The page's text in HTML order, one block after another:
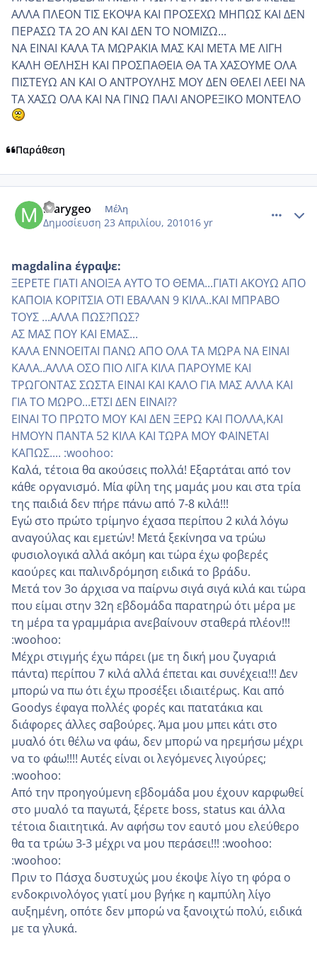
ΑΛΛΑ ΠΛΕΟΝ ΤΙΣ ΕΚΟΨΑ ΚΑΙ ΠΡΟΣΕΧΩ ΜΗΠΩΣ ΚΑΙ ΔΕΝ
ΠΕΡΑΣΩ ΤΑ 2Ο ΑΝ ΚΑΙ ΔΕΝ ΤΟ ΝΟΜΙΖΩ...
ΝΑ ΕΙΝΑΙ ΚΑΛΑ ΤΑ ΜΩΡΑΚΙΑ ΜΑΣ ΚΑΙ ΜΕΤΑ ΜΕ ΛΙΓΗ
ΚΑΛΗ ΘΕΛΗΣΗ ΚΑΙ ΠΡΟΣΠΑΘΕΙΑ ΘΑ ΤΑ ΧΑΣΟΥΜΕ ΟΛΑ
ΠΙΣΤΕΥΩ ΑΝ ΚΑΙ Ο ΑΝΤΡΟΥΛΗΣ ΜΟΥ ΔΕΝ ΘΕΛΕΙ ΛΕΕΙ ΝΑ
ΤΑ ΧΑΣΩ ΟΛΑ ΚΑΙ ΝΑ ΓΙΝΩ ΠΑΛΙ ΑΝΟΡΕΞΙΚΟ ΜΟΝΤΕΛΟ
Παράθεση
marygeo Μέλη
Δημοσίευση 23 Απριλίου, 201016 yr
magdalina έγραψε:
ΞΕΡΕΤΕ ΓΙΑΤΙ ΑΝΟΙΞΑ ΑΥΤΟ ΤΟ ΘΕΜΑ...ΓΙΑΤΙ ΑΚΟΥΩ ΑΠΟ
ΚΑΠΟΙΑ ΚΟΡΙΤΣΙΑ ΟΤΙ ΕΒΑΛΑΝ 9 ΚΙΛΑ..ΚΑΙ ΜΠΡΑΒΟ
ΤΟΥΣ ...ΑΛΛΑ ΠΩΣ?ΠΩΣ?
ΑΣ ΜΑΣ ΠΟΥ ΚΑΙ ΕΜΑΣ...
ΚΑΛΑ ΕΝΝΟΕΙΤΑΙ ΠΑΝΩ ΑΠΟ ΟΛΑ ΤΑ ΜΩΡΑ ΝΑ ΕΙΝΑΙ
ΚΑΛΑ..ΑΛΛΑ ΟΣΟ ΠΙΟ ΛΙΓΑ ΚΙΛΑ ΠΑΡΟΥΜΕ ΚΑΙ
ΤΡΩΓΟΝΤΑΣ ΣΩΣΤΑ ΕΙΝΑΙ ΚΑΙ ΚΑΛΟ ΓΙΑ ΜΑΣ ΑΛΛΑ ΚΑΙ
ΓΙΑ ΤΟ ΜΩΡΟ...ΕΤΣΙ ΔΕΝ ΕΙΝΑΙ??
ΕΙΝΑΙ ΤΟ ΠΡΩΤΟ ΜΟΥ ΚΑΙ ΔΕΝ ΞΕΡΩ ΚΑΙ ΠΟΛΛΑ,ΚΑΙ
ΗΜΟΥΝ ΠΑΝΤΑ 52 ΚΙΛΑ ΚΑΙ ΤΩΡΑ ΜΟΥ ΦΑΙΝΕΤΑΙ
ΚΑΠΩΣ.... :woohoo:
Καλά, τέτοια θα ακούσεις πολλά! Εξαρτάται από τον
κάθε οργανισμό. Μία φίλη της μαμάς μου και στα τρία
της παιδιά δεν πήρε πάνω από 7-8 κιλά!!!
Εγώ στο πρώτο τρίμηνο έχασα περίπου 2 κιλά λόγω
αναγούλας και εμετών! Μετά ξεκίνησα να τρώω
φυσιολογικά αλλά ακόμη και τώρα έχω φοβερές
καούρες και παλινδρόμηση ειδικά το βράδυ.
Μετά τον 3ο άρχισα να παίρνω σιγά σιγά κιλά και τώρα
που είμαι στην 32η εβδομάδα παρατηρώ ότι μέρα με
τη μέρα τα γραμμάρια ανεβαίνουν σταθερά πλέον!!!
:woohoo:
Μέχρι στιγμής έχω πάρει (με τη δική μου ζυγαριά
πάντα) περίπου 7 κιλά αλλά έπεται και συνέχεια!!! Δεν
μπορώ να πω ότι έχω προσέξει ιδιαιτέρως. Και από
Goodys έφαγα πολλές φορές και πατατάκια και
διάφορες άλλες σαβούρες. Άμα μου μπει κάτι στο
μυαλό ότι θέλω να φάω, δεν μπορώ να ηρεμήσω μέχρι
να το φάω!!!! Αυτές είναι οι λεγόμενες λιγούρες;
:woohoo:
Από την προηγούμενη εβδομάδα μου έχουν καρφωθεί
στο μυαλό τα παγωτά, ξέρετε boss, status και άλλα
τέτοια διαιτητικά. Αν αφήσω τον εαυτό μου ελεύθερο
θα τα τρώω 3-3 μέχρι να μου περάσει!!! :woohoo:
:woohoo:
Πριν το Πάσχα δυστυχώς μου έκοψε λίγο τη φόρα ο
ενδοκρινολόγος γιατί μου βγήκε η καμπύλη λίγο
αυξημένη, οπότε δεν μπορώ να ξανοιχτώ πολύ, ειδικά
με τα γλυκά.